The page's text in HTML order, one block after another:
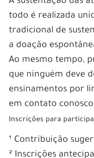
todo é realizada
tradicional de
a doação
Ao mesmo tempo,
que ninguém deve
ensinamentos por
em contato
Inscrições para
¹ Contribuição
² Inscrições